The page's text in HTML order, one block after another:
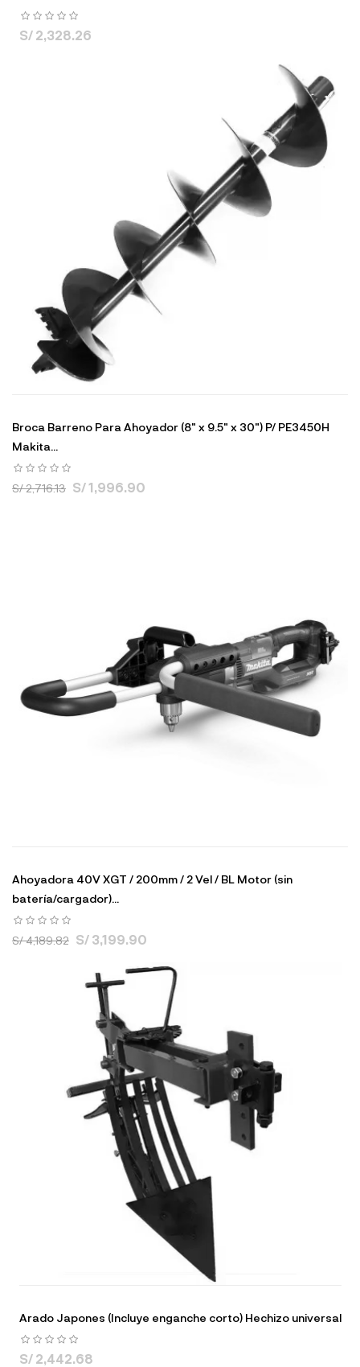
S/ 2,328.26
Broca Barreno Para Ahoyador (8" x 9.5" x 30") P/ PE3450H
Makita...
S/ 2,716.13 S/ 1,996.90
Ahoyadora 40V XGT / 200mm / 2 Vel / BL Motor (sin
batería/cargador)...
S/ 4,189.82 S/ 3,199.90
Arado Japones (Incluye enganche corto) Hechizo universal
S/ 2,442.68